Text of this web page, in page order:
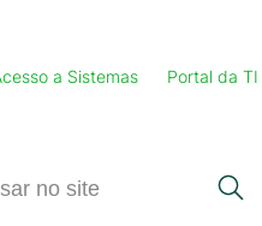
a Sistemas Portal da TI